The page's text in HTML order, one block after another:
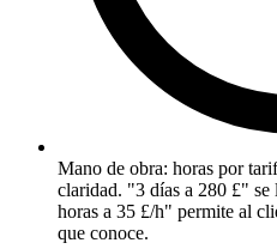
Mano de obra: horas por
claridad. "3 días a 280 £"
horas a 35 £/h" permite al
que conoce.